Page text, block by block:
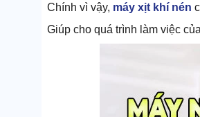
Chính vì vậy, máy xịt khí nén
Giúp cho quá trình làm việc